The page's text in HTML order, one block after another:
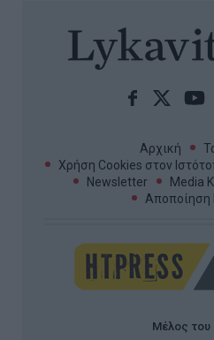
Αρχική
Χρήση Cookies στον
Newsletter
Media
Αποποίηση
Μέλος του